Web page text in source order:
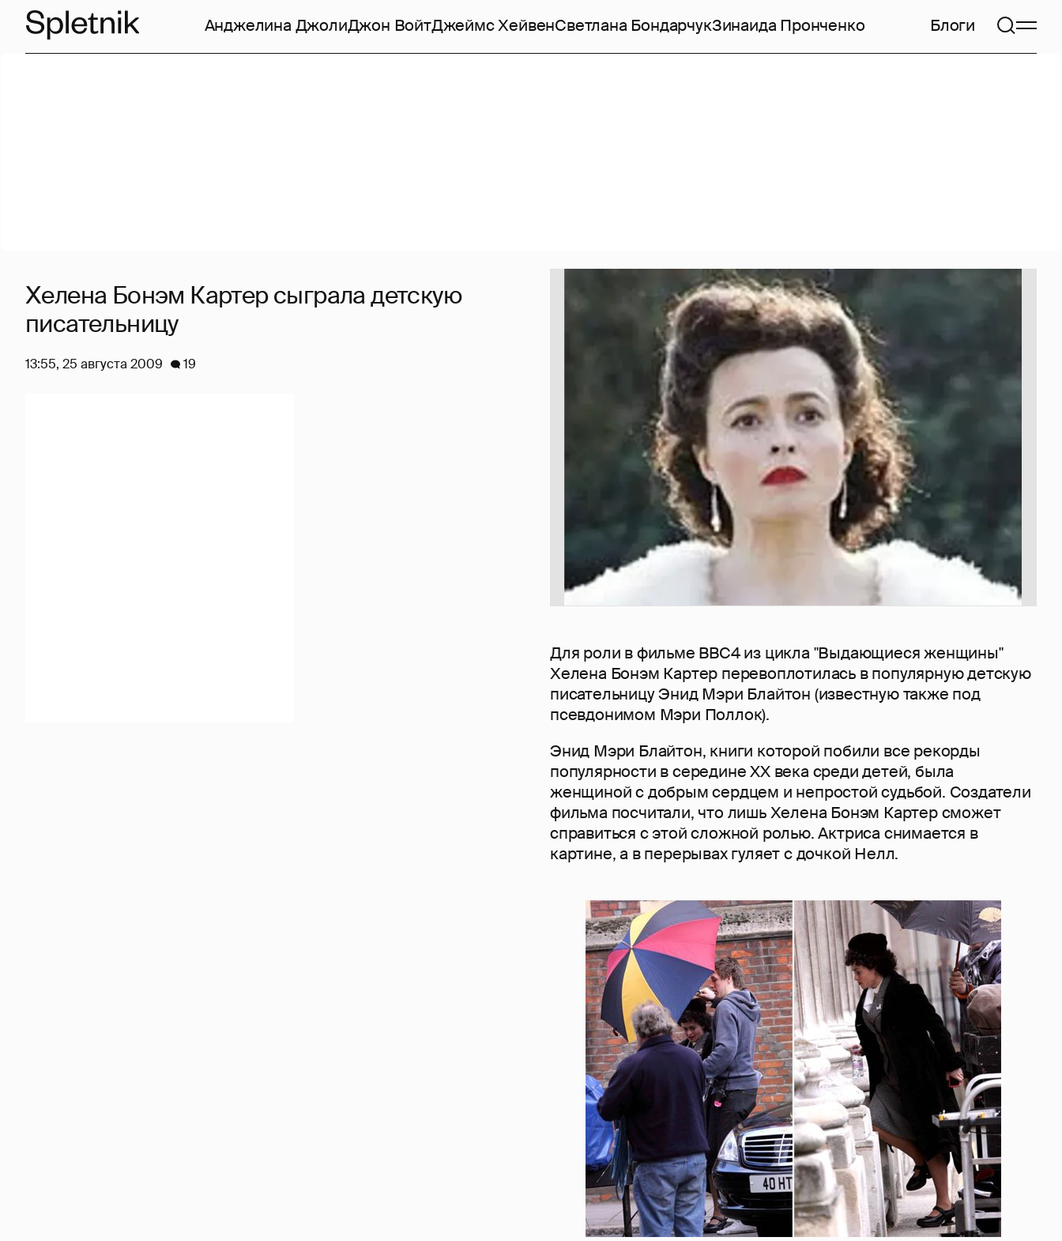
Анджелина ДжолиДжон ВойтДжеймс ХейвенСветлана БондарчукЗинаида Пронченко Блоги
Для роли в фильме BBC4 из цикла "Выдающиеся женщины"
Хелена Бонэм Картер перевоплотилась в популярную детскую
писательницу Энид Мэри Блайтон (известную также под
псевдонимом Мэри Поллок).
Энид Мэри Блайтон, книги которой побили все рекорды
популярности в середине XX века среди детей, была
женщиной с добрым сердцем и непростой судьбой. Создатели
фильма посчитали, что лишь Хелена Бонэм Картер сможет
справиться с этой сложной ролью. Актриса снимается в
картине, а в перерывах гуляет с дочкой Нелл.
Хелена Бонэм Картер сыграла детскую
писательницу
13:55, 25 августа 2009 19